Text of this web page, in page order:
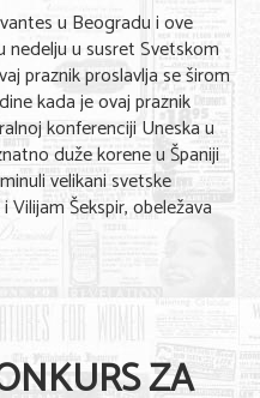
u Beogradu i ove
u susret Svetskom
praznik proslavlja se širom
kada je ovaj praznik
konferenciji Uneska u
duže korene u Španiji
velikani svetske
Šekspir, obeležava
ZA